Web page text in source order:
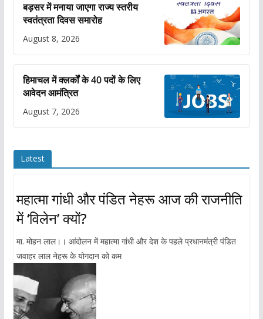
बड़सर में मनाया जाएगा राज्य स्तरीय
स्वतंत्रता दिवस समारोह
August 8, 2026
हिमाचल में क्लर्कों के 40 पदों के लिए
आवेदन आमंत्रित
August 7, 2026
Latest
महात्मा गांधी और पंडित नेहरू आज की राजनीति
में ‘विलेन’ क्यों?
मा. मोहन लाल।। आंदोलन में महात्मा गांधी और देश के पहले प्रधानमंत्री पंडित
जवाहर लाल नेहरू के योगदान को कम